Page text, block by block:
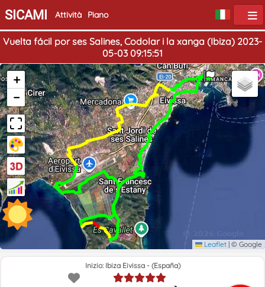
SICAMI Attività Piano
Vuelta fácil por ses Salines, Codolar i la xanga (Ibiza) 2023-
05-03 09:15:51
+
−
Leaflet | © Google
Inizio: Ibiza Eivissa - (España)